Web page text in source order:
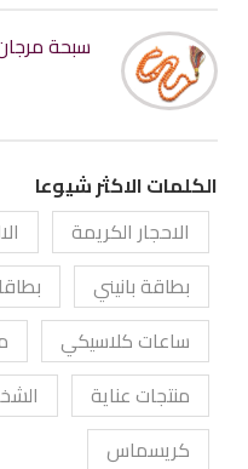
سبحة
الكلمات الاكثر شيوعا
الاحجار الكريمة
بطاقة بانيني
ساعات كلاسيكي
منتجات عناية
كريسماس